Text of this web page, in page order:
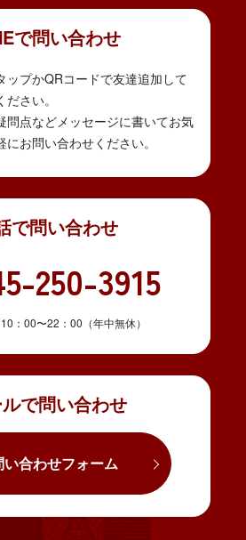
で問い合わせ
ップかQRコードで友達追加して
ださい。
問点などメッセージに書いてお気
にお問い合わせください。
で問い合わせ
い合わせフォーム
で問い合わせ
250-3915
：00〜22：00（年中無休）